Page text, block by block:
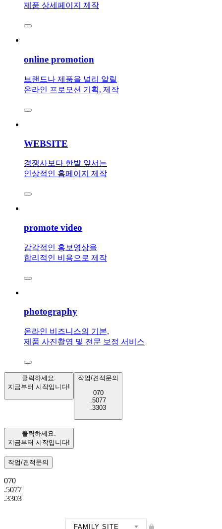
제품 상세페이지 제작
online promotion
브랜드나 제품을 널리 알릴
온라인 프로모션 기획, 제작
WEBSITE
경쟁사보다 한발 앞서는
인상적인 홈페이지 제작
promote video
감각적인 홍보영상을
합리적인 비용으로 제작
photography
온라인 비즈니스의 기본,
제품 사진촬영 및 전문 보정 서비스
클릭하세요.
지금부터 시작입니다!
작업/견적문의
070
.5077
.3303
클릭하세요.
지금부터 시작입니다!
작업/견적문의
070
.5077
.3303
FAMILY SITE